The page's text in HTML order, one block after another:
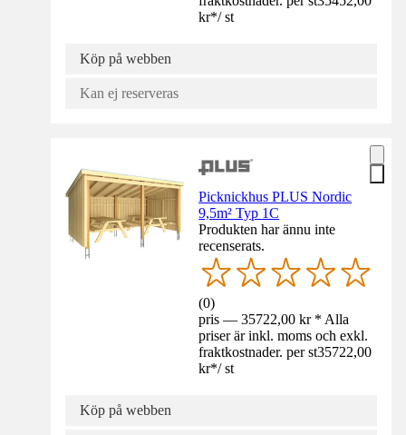
kr*/ st
Köp på webben
Kan ej reserveras
Picknickhus PLUS Nordic
9,5m² Typ 1C
Produkten har ännu inte
recenserats.
(0)
pris — 35722,00 kr * Alla
priser är inkl. moms och exkl.
fraktkostnader. per st35722,00
kr*/ st
Köp på webben